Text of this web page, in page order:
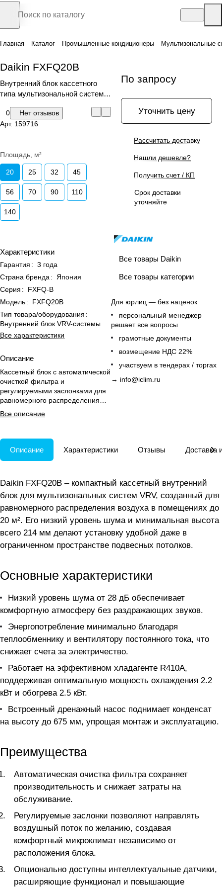
Главная Каталог Промышленные кондиционеры Мультизональные
Daikin FXFQ20B
Внутренний блок кассетного
типа мультизональной системы,
0
Нет отзывов
Арт. 159716
Площадь, м²
20 25 32 45
56 70 90 110
140
Характеристики
Гарантия : 3 года
Страна бренда :
Япония
Серия :
FXFQ-B
Модель:
FXFQ20B
Тип товара/оборудования :
Внутренний блок VRV-системы
Все характеристики
Описание
Кассетный блок с автоматической
очисткой фильтра и
регулируемыми заслонками для
равномерного распределения
воздуха и комфортного
микроклимата в помещениях до
Все описание
По запросу
Уточнить цену
Рассчитать доставку
Нашли дешевле?
Получить счет / КП
Срок доставки
уточняйте
Все товары Daikin
Все товары категории
Для юрлиц — без наценок
персональный менеджер
решает все вопросы
грамотные документы
возмещение НДС 22%
участвуем в тендерах / торгах
→ info@iclim.ru
Описание Характеристики Отзывы Доставка
Daikin FXFQ20B – компактный кассетный внутренний
блок для мультизональных систем VRV, созданный для
равномерного распределения воздуха в помещениях до
20 м². Его низкий уровень шума и минимальная высота
всего 214 мм делают установку удобной даже в
ограниченном пространстве подвесных потолков.
Основные характеристики
Низкий уровень шума от 28 дБ обеспечивает
комфортную атмосферу без раздражающих звуков.
Энергопотребление минимально благодаря
теплообменнику и вентилятору постоянного тока, что
снижает счета за электричество.
Работает на эффективном хладагенте R410A,
поддерживая оптимальную мощность охлаждения 2.2
кВт и обогрева 2.5 кВт.
Встроенный дренажный насос поднимает конденсат
на высоту до 675 мм, упрощая монтаж и эксплуатацию.
Преимущества
Автоматическая очистка фильтра сохраняет
производительность и снижает затраты на
обслуживание.
Регулируемые заслонки позволяют направлять
воздушный поток по желанию, создавая
комфортный микроклимат независимо от
расположения блока.
Опционально доступны интеллектуальные датчики,
расширяющие функционал и повышающие